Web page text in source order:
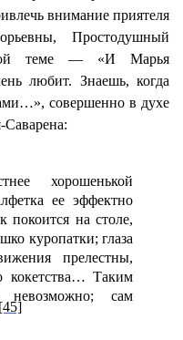
внимание приятеля
Простодушный
теме — «И Марья
любит. Знаешь, когда
совершенно в духе
Саварена:
хорошенькой
ее эффектно
покоится на столе,
куропатки; глаза
прелестны,
кокетства… Таким
невозможно; сам
[45]